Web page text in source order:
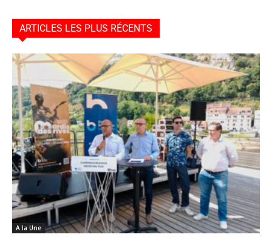
ARTICLES LES PLUS RÉCENTS
A la Une